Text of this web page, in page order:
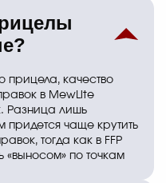
прицела, качество
в MewLite
Разница лишь
придется чаще крутить
тогда как в FFP
«выносом» по точкам